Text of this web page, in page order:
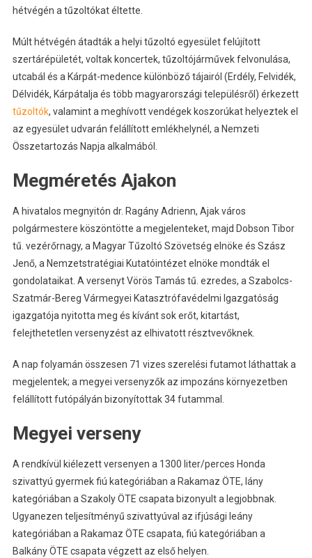
hétvégén a tűzoltókat éltette.
Múlt hétvégén átadták a helyi tűzoltó egyesület felújított
szertárépületét, voltak koncertek, tűzoltójárművek felvonulása,
utcabál és a Kárpát-medence különböző tájairól (Erdély, Felvidék,
Délvidék, Kárpátalja és több magyarországi településről) érkezett
tűzoltók, valamint a meghívott vendégek koszorúkat helyeztek el
az egyesület udvarán felállított emlékhelynél, a Nemzeti
Összetartozás Napja alkalmából.
Megméretés Ajakon
A hivatalos megnyitón dr. Ragány Adrienn, Ajak város
polgármestere köszöntötte a megjelenteket, majd Dobson Tibor
tű. vezérőrnagy, a Magyar Tűzoltó Szövetség elnöke és Szász
Jenő, a Nemzetstratégiai Kutatóintézet elnöke mondták el
gondolataikat. A versenyt Vörös Tamás tű. ezredes, a Szabolcs-
Szatmár-Bereg Vármegyei Katasztrófavédelmi Igazgatóság
igazgatója nyitotta meg és kívánt sok erőt, kitartást,
felejthetetlen versenyzést az elhivatott résztvevőknek.
A nap folyamán összesen 71 vizes szerelési futamot láthattak a
megjelentek; a megyei versenyzők az impozáns környezetben
felállított futópályán bizonyítottak 34 futammal.
Megyei verseny
A rendkívül kiélezett versenyen a 1300 liter/perces Honda
szivattyú gyermek fiú kategóriában a Rakamaz ÖTE, lány
kategóriában a Szakoly ÖTE csapata bizonyult a legjobbnak.
Ugyanezen teljesítményű szivattyúval az ifjúsági leány
kategóriában a Rakamaz ÖTE csapata, fiú kategóriában a
Balkány ÖTE csapata végzett az első helyen.